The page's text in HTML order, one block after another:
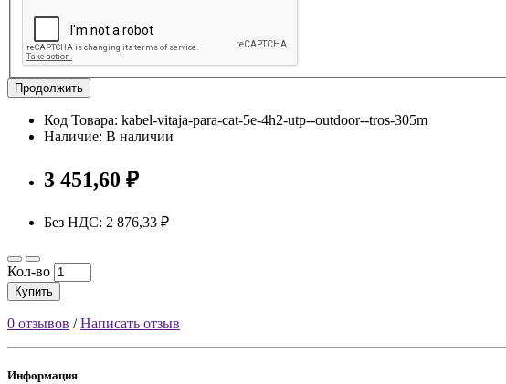
Продолжить
Код Товара: kabel-vitaja-para-cat-5e-4h2-utp--outdoor--tros-305m
Наличие: В наличии
3 451,60 ₽
Без НДС: 2 876,33 ₽
Кол-во
Купить
0 отзывов /Написать отзыв
Информация